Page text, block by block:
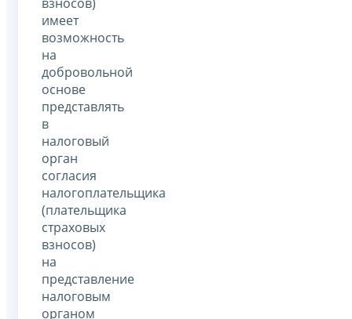
имеет
возможность
на
добровольной
основе
представлять
в
налоговый
орган
согласия
налогоплательщика
(плательщика
страховых
взносов)
на
представление
налоговым
органом